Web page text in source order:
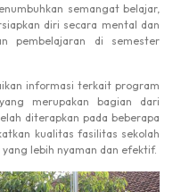
semangat belajar,
diri secara mental dan
pembelajaran di semester
informasi terkait program
merupakan bagian dari
diterapkan pada beberapa
kualitas fasilitas sekolah
lebih nyaman dan efektif.